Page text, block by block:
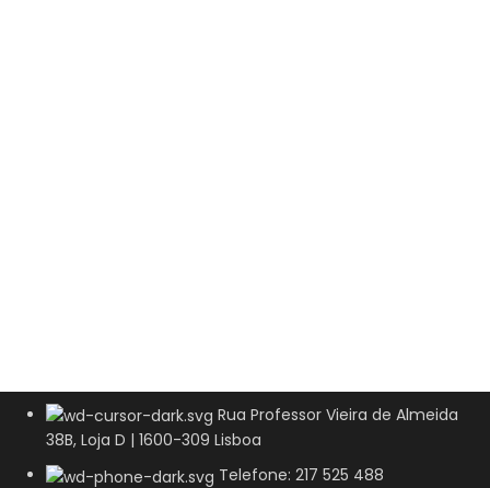
Rua Professor Vieira de Almeida
38B, Loja D | 1600-309 Lisboa
Telefone: 217 525 488